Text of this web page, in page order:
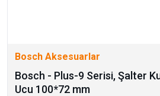
Bosch Aksesuarlar
Bosch - Plus-9 Serisi, Şalter
Ucu 100*72 mm